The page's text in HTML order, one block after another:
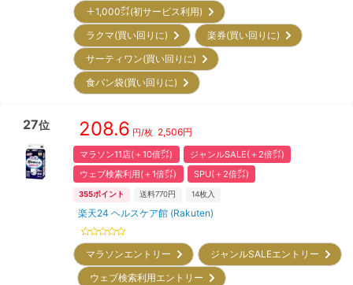
＋1,000㌽(初サービス利用)
ラクマ(買い回りに)
楽券(買い回りに)
サーティワン(買い回りに)
食パン袋(買い回りに)
27位 208.6 円/枚 2,506円
マラソン11店(＋10倍㌽)
ジャンルSALE(＋2倍㌽)
ウェブ検索利用(＋1倍㌽)
SPU(＋2倍㌽)
355ポイント 送料770円 14枚入
楽天24 ヘルスケア館 (Rakuten)
マラソンエントリー
ジャンルSALEエントリー
ウェブ検索利用エントリー